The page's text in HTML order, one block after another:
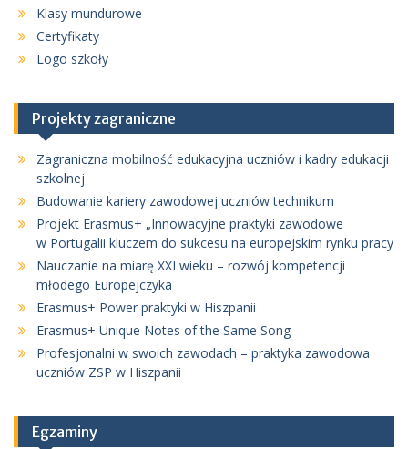
Klasy mundurowe
Certyfikaty
Logo szkoły
Projekty zagraniczne
Zagraniczna mobilność edukacyjna uczniów i kadry edukacji
szkolnej
Budowanie kariery zawodowej uczniów technikum
Projekt Erasmus+ „Innowacyjne praktyki zawodowe
w Portugalii kluczem do sukcesu na europejskim rynku pracy
Nauczanie na miarę XXI wieku – rozwój kompetencji
młodego Europejczyka
Erasmus+ Power praktyki w Hiszpanii
Erasmus+ Unique Notes of the Same Song
Profesjonalni w swoich zawodach – praktyka zawodowa
uczniów ZSP w Hiszpanii
Egzaminy